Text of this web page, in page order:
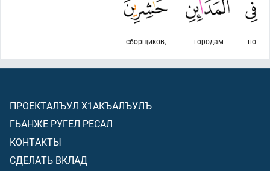
по
городам
сборщиков,
ПРОЕКТАЛЪУЛ Х1АКЪАЛЪУЛЪ
ГЬАНЖЕ РУГЕЛ РЕСАЛ
КОНТАКТЫ
СДЕЛАТЬ ВКЛАД